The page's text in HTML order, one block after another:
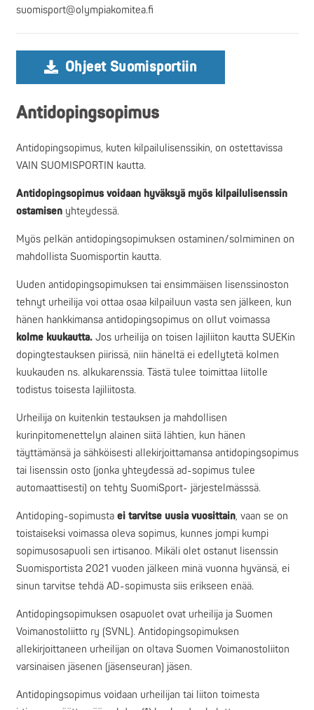
suomisport@olympiakomitea.fi
Ohjeet Suomisportiin
Antidopingsopimus
Antidopingsopimus, kuten kilpailulisenssikin, on ostettavissa
VAIN SUOMISPORTIN kautta.
Antidopingsopimus voidaan hyväksyä myös kilpailulisenssin
ostamisenyhteydessä.
Myös pelkän antidopingsopimuksen ostaminen/solmiminen on
mahdollista Suomisportin kautta.
Uuden antidopingsopimuksen tai ensimmäisen lisenssinoston
tehnyt urheilija voi ottaa osaa kilpailuun vasta sen jälkeen, kun
hänen hankkimansa antidopingsopimus on ollut voimassa
kolme kuukautta. Jos urheilija on toisen lajiliiton kautta SUEKin
dopingtestauksen piirissä, niin häneltä ei edellytetä kolmen
kuukauden ns. alkukarenssia. Tästä tulee toimittaa liitolle
todistus toisesta lajiliitosta.
Urheilija on kuitenkin testauksen ja mahdollisen
kurinpitomenettelyn alainen siitä lähtien, kun hänen
täyttämänsä ja sähköisesti allekirjoittamansa antidopingsopimus
tai lisenssin osto (jonka yhteydessä ad-sopimus tulee
automaattisesti) on tehty SuomiSport- järjestelmässsä.
Antidoping-sopimusta ei tarvitse uusia vuosittain, vaan se on
toistaiseksi voimassa oleva sopimus, kunnes jompi kumpi
sopimusosapuoli sen irtisanoo. Mikäli olet ostanut lisenssin
Suomisportista 2021 vuoden jälkeen minä vuonna hyvänsä, ei
sinun tarvitse tehdä AD-sopimusta siis erikseen enää.
Antidopingsopimuksen osapuolet ovat urheilija ja Suomen
Voimanostoliitto ry (SVNL). Antidopingsopimuksen
allekirjoittaneen urheilijan on oltava Suomen Voimanostoliiton
varsinaisen jäsenen (jäsenseuran) jäsen.
Antidopingsopimus voidaan urheilijan tai liiton toimesta